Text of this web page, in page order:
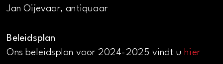
Jan Oijevaar, antiquaar
Beleidsplan
Ons beleidsplan voor 2024-2025 vindt uhier